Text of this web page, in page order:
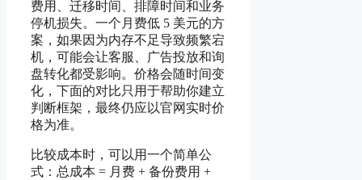
费用、迁移时间、排障时间和业务
停机损失。一个月费低 5 美元的方
案，如果因为内存不足导致频繁宕
机，可能会让客服、广告投放和询
盘转化都受影响。价格会随时间变
化，下面的对比只用于帮助你建立
判断框架，最终仍应以官网实时价
格为准。
比较成本时，可以用一个简单公
式：总成本 = 月费 + 备份费用 +